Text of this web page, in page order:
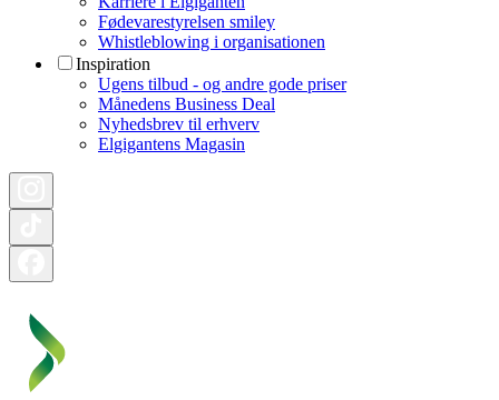
Fødevarestyrelsen smiley
Whistleblowing i organisationen
Inspiration
Ugens tilbud - og andre gode priser
Månedens Business Deal
Nyhedsbrev til erhverv
Elgigantens Magasin